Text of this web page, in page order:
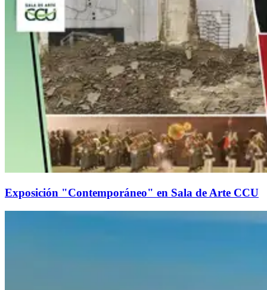
Exposición "Contemporáneo" en Sala de Arte CCU